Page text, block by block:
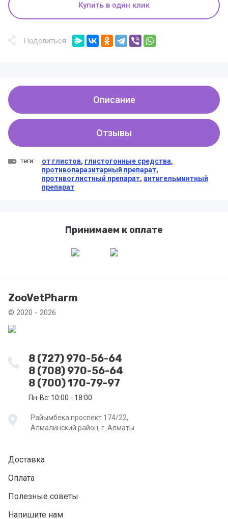
Купить в один клик
Поделиться:
Описание
Отзывы
теги: от глистов, глистогонные средства,
противопаразитарный препарат,
противоглистный препарат, антигельминтный
препарат
Принимаем к оплате
ZooVetPharm
© 2020 - 2026
8 (727) 970-56-64
8 (708) 970-56-64
8 (700) 170-79-97
Пн-Вс: 10:00 - 18:00
Райымбека проспект 174/22,
Алмалинский район, г. Алматы
Доставка
Оплата
Полезные советы
Напишите нам